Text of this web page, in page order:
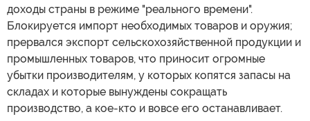
доходы страны в режиме "реального времени".
Блокируется импорт необходимых товаров и оружия;
прервался экспорт сельскохозяйственной продукции и
промышленных товаров, что приносит огромные
убытки производителям, у которых копятся запасы на
складах и которые вынуждены сокращать
производство, а кое-кто и вовсе его останавливает.